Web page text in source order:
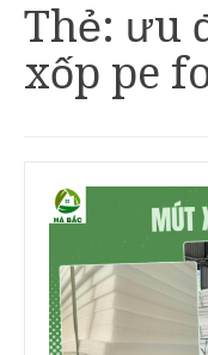
Thẻ: ưu
xốp pe